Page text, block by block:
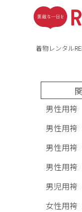
着物レンタル
男性用袴
男性用袴
男性用袴
男性用袴
男児用袴
女性用袴